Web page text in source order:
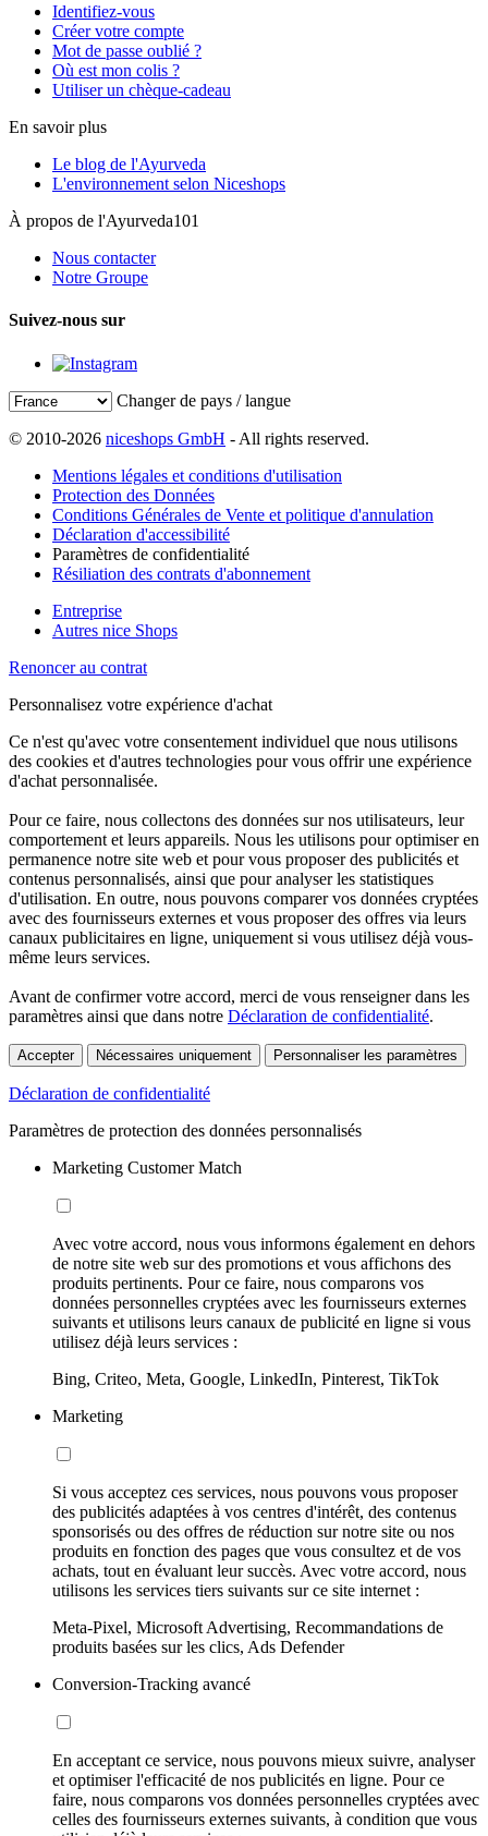
Identifiez-vous
Créer votre compte
Mot de passe oublié ?
Où est mon colis ?
Utiliser un chèque-cadeau
En savoir plus
Le blog de l'Ayurveda
L'environnement selon Niceshops
À propos de l'Ayurveda101
Nous contacter
Notre Groupe
Suivez-nous sur
Changer de pays / langue
© 2010-2026 niceshops GmbH - All rights reserved.
Mentions légales et conditions d'utilisation
Protection des Données
Conditions Générales de Vente et politique d'annulation
Déclaration d'accessibilité
Paramètres de confidentialité
Résiliation des contrats d'abonnement
Entreprise
Autres nice Shops
Renoncer au contrat
Personnalisez votre expérience d'achat
Ce n'est qu'avec votre consentement individuel que nous utilisons
des cookies et d'autres technologies pour vous offrir une expérience
d'achat personnalisée.
Pour ce faire, nous collectons des données sur nos utilisateurs, leur
comportement et leurs appareils. Nous les utilisons pour optimiser en
permanence notre site web et pour vous proposer des publicités et
contenus personnalisés, ainsi que pour analyser les statistiques
d'utilisation. En outre, nous pouvons comparer vos données cryptées
avec des fournisseurs externes et vous proposer des offres via leurs
canaux publicitaires en ligne, uniquement si vous utilisez déjà vous-
même leurs services.
Avant de confirmer votre accord, merci de vous renseigner dans les
paramètres ainsi que dans notre Déclaration de confidentialité.
Accepter Nécessaires uniquement Personnaliser les paramètres
Déclaration de confidentialité
Paramètres de protection des données personnalisés
Marketing Customer Match
Avec votre accord, nous vous informons également en dehors
de notre site web sur des promotions et vous affichons des
produits pertinents. Pour ce faire, nous comparons vos
données personnelles cryptées avec les fournisseurs externes
suivants et utilisons leurs canaux de publicité en ligne si vous
utilisez déjà leurs services :
Bing, Criteo, Meta, Google, LinkedIn, Pinterest, TikTok
Marketing
Si vous acceptez ces services, nous pouvons vous proposer
des publicités adaptées à vos centres d'intérêt, des contenus
sponsorisés ou des offres de réduction sur notre site ou nos
produits en fonction des pages que vous consultez et de vos
achats, tout en évaluant leur succès. Avec votre accord, nous
utilisons les services tiers suivants sur ce site internet :
Meta-Pixel, Microsoft Advertising, Recommandations de
produits basées sur les clics, Ads Defender
Conversion-Tracking avancé
En acceptant ce service, nous pouvons mieux suivre, analyser
et optimiser l'efficacité de nos publicités en ligne. Pour ce
faire, nous comparons vos données personnelles cryptées avec
celles des fournisseurs externes suivants, à condition que vous